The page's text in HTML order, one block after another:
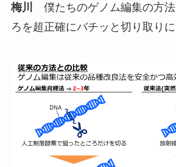
梅川 僕たちのゲノム編集の方
ろを超正確にバチッと切り取りに